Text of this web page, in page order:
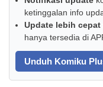
ketinggalan info
Update lebih cepat
hanya tersedia di
Unduh Komiku